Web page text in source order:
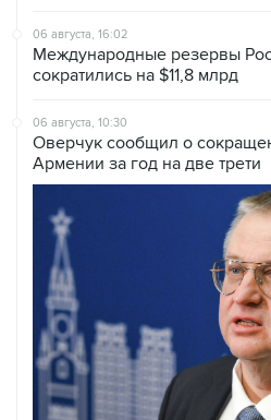
06 августа, 16:02
Международные резервы
сократились на $11,8 млрд
06 августа, 10:30
Оверчук сообщил о
Армении за год на две трети